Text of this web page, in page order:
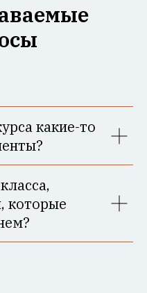
какие-то
которые